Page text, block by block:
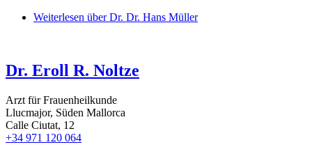
Weiterlesen über Dr. Dr. Hans Müller
Dr. Eroll R. Noltze
Arzt für Frauenheilkunde
Llucmajor, Süden Mallorca
Calle Ciutat, 12
+34 971 120 064